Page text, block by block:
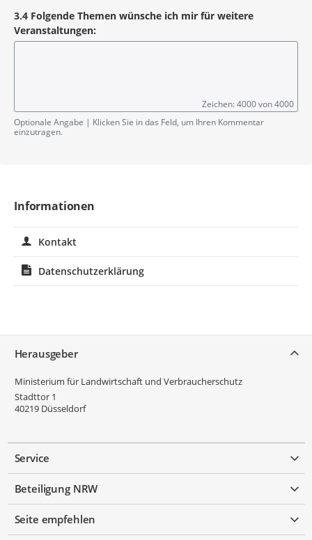
3.4 Folgende Themen wünsche ich mir für weitere
Veranstaltungen:
Zeichen: 4000 von 4000
Optionale Angabe | Klicken Sie in das Feld, um Ihren Kommentar
einzutragen.
Informationen
Kontakt
Datenschutzerklärung
Herausgeber
Ministerium für Landwirtschaft und Verbraucherschutz
Stadttor 1
40219 Düsseldorf
Service
Beteiligung NRW
Seite empfehlen